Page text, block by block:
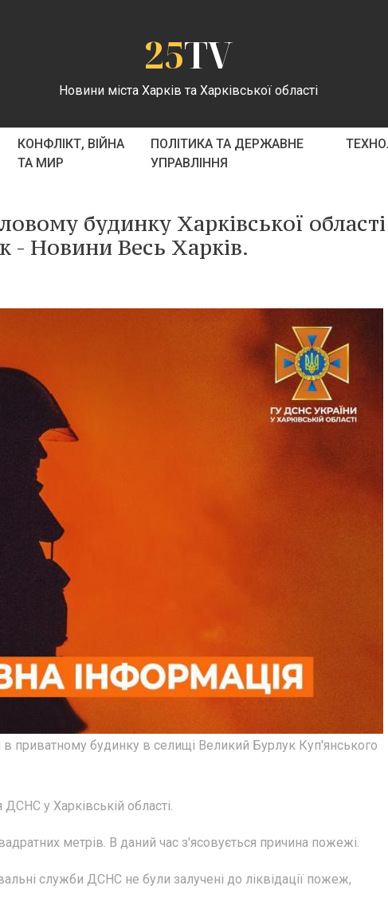
25TV
Новини міста Харків та Харківської області
КОНФЛІКТ, ВІЙНА
ТА МИР
ПОЛІТИКА ТА ДЕРЖАВНЕ
УПРАВЛІННЯ
будинку Харківської
- Новини Весь Харків.
в приватному будинку в селищі Великий Бурлук Куп'янського
у Харківській області.
метрів. В даний час з'ясовується причина пожежі.
служби ДСНС не були залучені до ліквідації пожеж,